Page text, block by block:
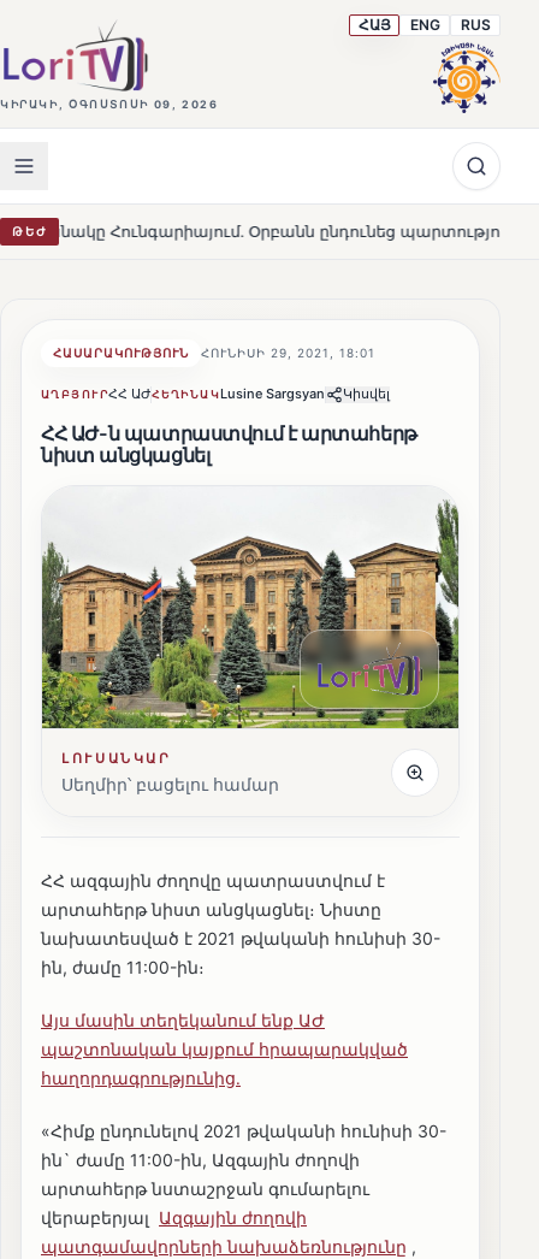
ԿԻՐԱԿԻ, ՕԳՈՍՏՈՍԻ 09, 2026
ՀԱՅ ENG RUS
ԹԵԺ Օրբանն ընդունեց պարտությունը HOT Մարթա
ՀԱՍԱՐԱԿՈՒԹՅՈՒՆ ՀՈՒՆԻՍԻ 29, 2021, 18:01
ԱՂԲՅՈՒՐՀՀ ԱԺՀԵՂԻՆԱԿLusine Sargsyan Կիսվել
ՀՀ ԱԺ-ն պատրաստվում է արտահերթ
նիստ անցկացնել
ԼՈՒՍԱՆԿԱՐ
Սեղմիր՝ բացելու համար
ՀՀ ազգային ժողովը պատրաստվում է
արտահերթ նիստ անցկացնել։ Նիստը
նախատեսված է 2021 թվականի հունիսի 30-
ին, ժամը 11:00-ին։
Այս մասին տեղեկանում ենք ԱԺ
պաշտոնական կայքում հրապարակված
հաղորդագրությունից․
«Հիմք ընդունելով 2021 թվականի հունիսի 30-
ին` ժամը 11:00-ին, Ազգային ժողովի
արտահերթ նստաշրջան գումարելու
վերաբերյալ Ազգային ժողովի
պատգամավորների նախաձեռնությունը ,